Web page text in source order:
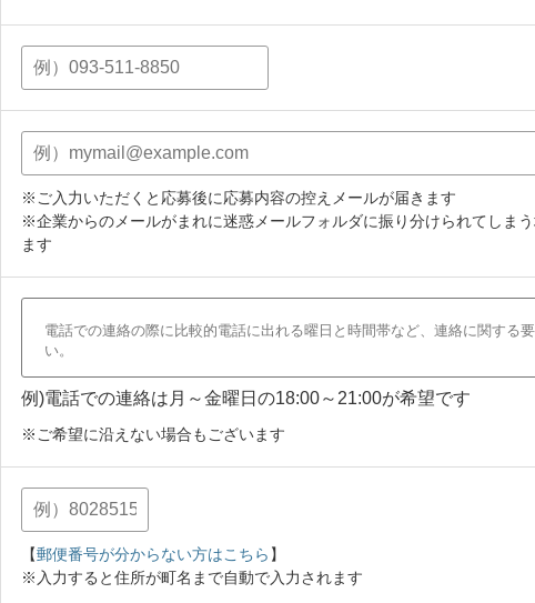
※ご入力いただくと応募後に応募内容の控えメールが届きます
※企業からのメールがまれに迷惑メールフォルダに振り分けられてしま
ます
例)電話での連絡は月～金曜日の18:00～21:00が希望です
※ご希望に沿えない場合もございます
【郵便番号が分からない方はこちら 】
※入力すると住所が町名まで自動で入力されます